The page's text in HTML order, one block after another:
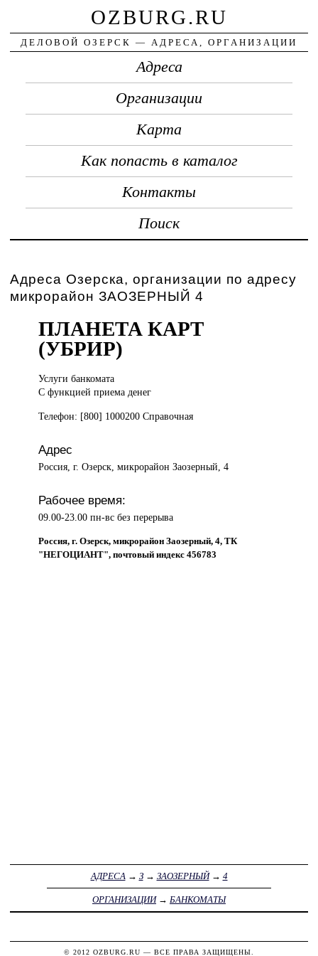
OZBURG.RU
ДЕЛОВОЙ ОЗЕРСК — АДРЕСА, ОРГАНИЗАЦИИ
Адреса
Организации
Карта
Как попасть в каталог
Контакты
Поиск
Адреса Озерска, организации по адресу
микрорайон ЗАОЗЕРНЫЙ 4
ПЛАНЕТА КАРТ
(УБРИР)
Услуги банкомата
С функцией приема денег
Телефон: [800] 1000200 Справочная
Адрес
Россия, г. Озерск, микрорайон Заозерный, 4
Рабочее время:
09.00-23.00 пн-вс без перерыва
Россия, г. Озерск, микрорайон Заозерный, 4, ТК
"НЕГОЦИАНТ", почтовый индекс 456783
АДРЕСА→ З→ ЗАОЗЕРНЫЙ→ 4
ОРГАНИЗАЦИИ→ БАНКОМАТЫ
© 2012 OZBURG.RU — ВСЕ ПРАВА ЗАЩИЩЕНЫ.